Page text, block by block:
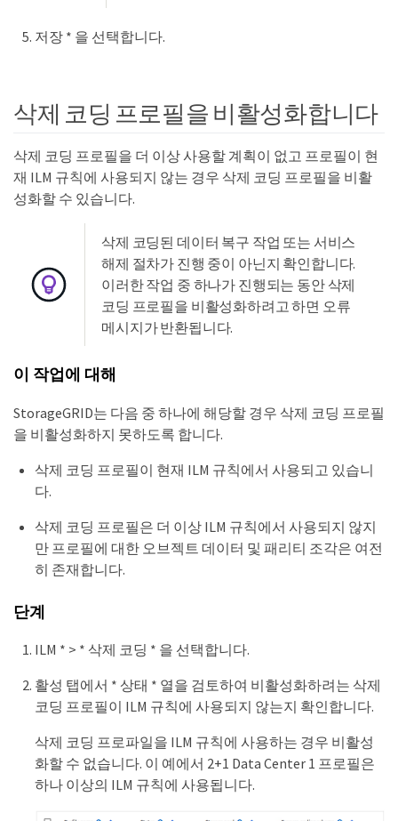
저장 * 을 선택합니다.
삭제 코딩 프로필을 비활성화합니다
삭제 코딩 프로필을 더 이상 사용할 계획이 없고 프로필이 현
재 ILM 규칙에 사용되지 않는 경우 삭제 코딩 프로필을 비활
성화할 수 있습니다.
삭제 코딩된 데이터 복구 작업 또는 서비스
해제 절차가 진행 중이 아닌지 확인합니다.
이러한 작업 중 하나가 진행되는 동안 삭제
코딩 프로필을 비활성화하려고 하면 오류
메시지가 반환됩니다.
이 작업에 대해
StorageGRID는 다음 중 하나에 해당할 경우 삭제 코딩 프로필
을 비활성화하지 못하도록 합니다.
삭제 코딩 프로필이 현재 ILM 규칙에서 사용되고 있습니
다.
삭제 코딩 프로필은 더 이상 ILM 규칙에서 사용되지 않지
만 프로필에 대한 오브젝트 데이터 및 패리티 조각은 여전
히 존재합니다.
단계
ILM * > * 삭제 코딩 * 을 선택합니다.
활성 탭에서 * 상태 * 열을 검토하여 비활성화하려는 삭제
코딩 프로필이 ILM 규칙에 사용되지 않는지 확인합니다.
삭제 코딩 프로파일을 ILM 규칙에 사용하는 경우 비활성
화할 수 없습니다. 이 예에서 2+1 Data Center 1 프로필은
하나 이상의 ILM 규칙에 사용됩니다.